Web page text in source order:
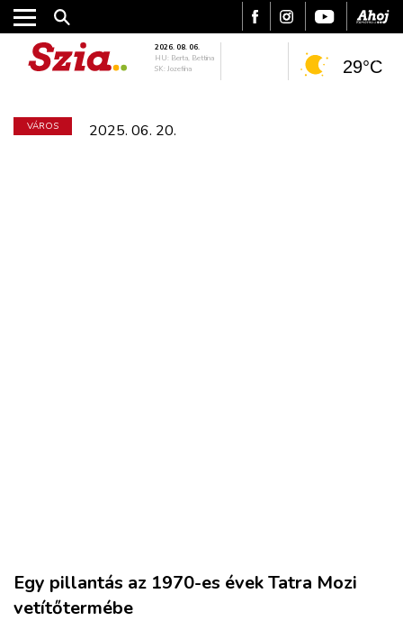
2026. 08. 06.
HU: Berta, Bettina
SK: Jozefína
29°C
VÁROS 2025. 06. 20.
Egy pillantás az 1970-es évek Tatra Mozi
vetítőtermébe